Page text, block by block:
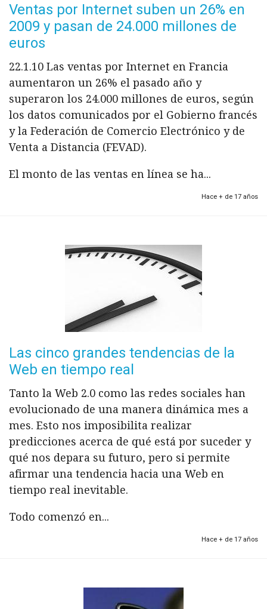
Ventas por Internet suben un 26% en
2009 y pasan de 24.000 millones de
euros
22.1.10 Las ventas por Internet en Francia
aumentaron un 26% el pasado año y
superaron los 24.000 millones de euros, según
los datos comunicados por el Gobierno francés
y la Federación de Comercio Electrónico y de
Venta a Distancia (FEVAD).
El monto de las ventas en línea se ha...
Hace + de 17 años
Las cinco grandes tendencias de la
Web en tiempo real
Tanto la Web 2.0 como las redes sociales han
evolucionado de una manera dinámica mes a
mes. Esto nos imposibilita realizar
predicciones acerca de qué está por suceder y
qué nos depara su futuro, pero si permite
afirmar una tendencia hacia una Web en
tiempo real inevitable.
Todo comenzó en...
Hace + de 17 años